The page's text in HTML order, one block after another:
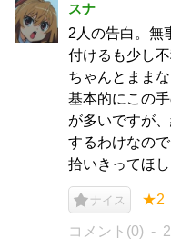
スナ
2人の告白。無
付けるも少し
ちゃんとまま
基本的にこの
が多いですが
するわけなの
拾いきってほし
ナイス ★2
コメント(0)